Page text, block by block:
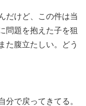
だけど、この件は当
問題を抱えた子を狙
た腹立たしい。どう
分で戻ってきてる。